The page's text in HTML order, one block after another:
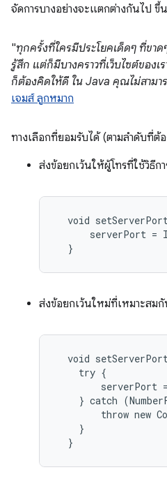
จัดการบางอย่างจะแตกต่างกันไป
"ทุกครั้งที่ใครมีประโยคเด็ดๆ ที่ขาด
รู้สึก แต่ก็มีบางคราวที่เว็บไซต์ของ
ก็ต้องคิดให้ดี ใน Java คุณไม่สาม
เจมส์ ลูกหมาก
ทางเลือกที่ยอมรับได้ (ตามลำดับที่ต้
ส่งข้อยกเว้นให้ผู้โทรที่ใช้วิธีกา
void
serverPort =
  }
ส่งข้อยกเว้นใหม่ที่เหมาะส
void
    try {
serverPort
} catch
throw new
    }
  }